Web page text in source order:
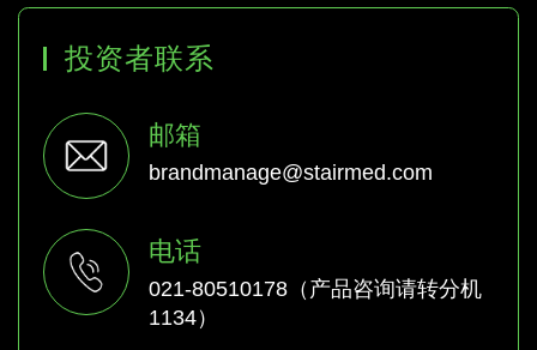
投资者联系
邮箱
brandmanage@stairmed.com
电话
021-80510178（产品咨询请转分机
1134）